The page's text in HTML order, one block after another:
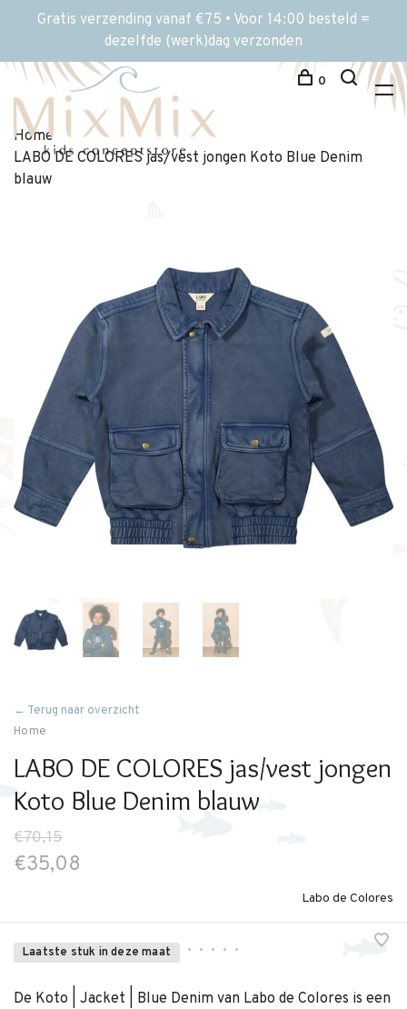
Gratis verzending vanaf €75 • Voor 14:00 besteld =
dezelfde (werk)dag verzonden
0
Home
LABO DE COLORES jas/vest jongen Koto Blue Denim
blauw
← Terug naar overzicht
Home
LABO DE COLORES jas/vest jongen
Koto Blue Denim blauw
€70,15
€35,08
Labo de Colores
Laatste stuk in deze maat • • • • •
De Koto | Jacket | Blue Denim van Labo de Colores is een